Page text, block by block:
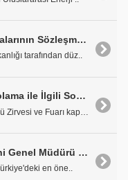
YEKA GES-2025 Yarışmalarının Sözleşmeleri İmzalandı
tarafından düz..
Rüzgar, Güneş ve Depolama ile İlgili Son Veriler Açıklandı
Ateş Wind Power'ın yeni Genel Müdürü Samet Güldoğan
en öne..